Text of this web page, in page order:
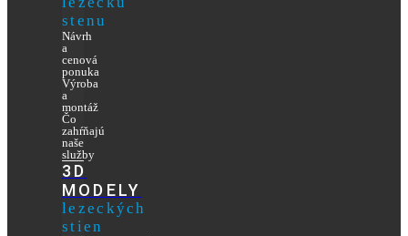
stenu
Návrh
a
cenová
ponuka
Výroba
a
montáž
Čo
zahŕňajú
naše
služby
3D
MODELY
lezeckých
stien